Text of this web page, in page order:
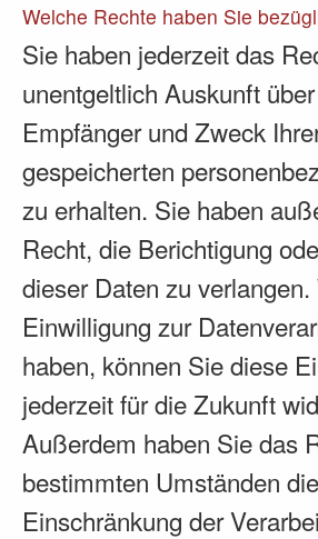
Welche Rechte haben Sie
Sie haben jederzeit das
unentgeltlich Auskunft
Empfänger und Zweck
gespeicherten
zu erhalten. Sie haben
Recht, die Berichtigung
dieser Daten zu
Einwilligung zur
haben, können Sie diese
jederzeit für die Zukunft
Außerdem haben Sie das
bestimmten Umständen die
Einschränkung der